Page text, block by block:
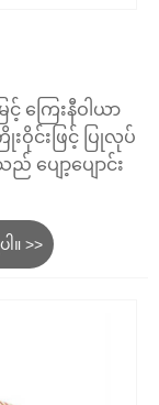
ကြေးနီဝါယာ
းဝိုင်းဖြင့် ပြုလုပ်
ျော့ပျောင်း
ါ။ >>